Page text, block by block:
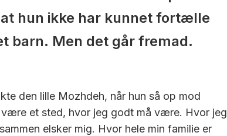
hun ikke har kunnet fortælle
barn. Men det går fremad.
den lille Mozhdeh, når hun så op mod
være et sted, hvor jeg godt må være. Hvor jeg
elsker mig. Hvor hele min familie er